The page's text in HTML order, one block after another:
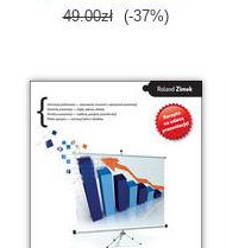
49.00zł (-37%)